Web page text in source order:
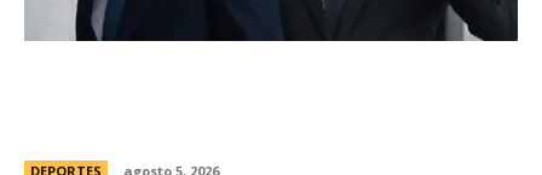
DEPORTES agosto 5, 2026